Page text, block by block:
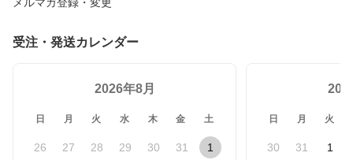
受注・発送カレンダー
2026年8月
日 月 火 水 木 金 土
26 27 28 29 30 31 1
日 月 火
30 31 1